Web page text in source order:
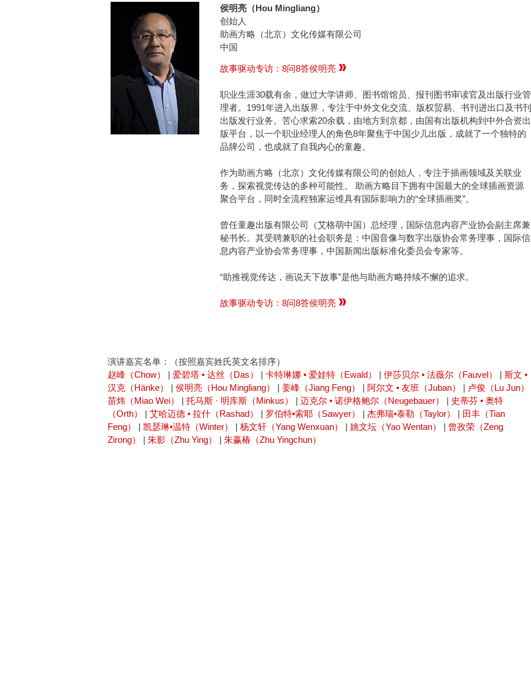
侯明亮（Hou Mingliang）
创始人
助画方略（北京）文化传媒有限公司
中国
故事驱动专访：8问8答侯明亮
职业生涯30载有余，做过大学讲师、图书馆馆员、报刊图书审读官及出版行业管
理者。1991年进入出版界，专注于中外文化交流、版权贸易、书刊进出口及书刊
出版发行业务。苦心求索20余载，由地方到京都，由国有出版机构到中外合资出
版平台，以一个职业经理人的角色8年聚焦于中国少儿出版，成就了一个独特的
品牌公司，也成就了自我内心的童趣。
作为助画方略（北京）文化传媒有限公司的创始人，专注于插画领域及关联业
务，探索视觉传达的多种可能性。 助画方略目下拥有中国最大的全球插画资源
聚合平台，同时全流程独家运维具有国际影响力的“全球插画奖”。
曾任童趣出版有限公司（艾格萌中国）总经理，国际信息内容产业协会副主席兼
秘书长。其受聘兼职的社会职务是：中国音像与数字出版协会常务理事，国际信
息内容产业协会常务理事，中国新闻出版标准化委员会专家等。
“助推视觉传达，画说天下故事”是他与助画方略持续不懈的追求。
故事驱动专访：8问8答侯明亮
演讲嘉宾名单：（按照嘉宾姓氏英文名排序）
赵峰（Chow）
| 爱碧塔 • 达丝（Das） | 卡特琳娜 • 爱娃特（Ewald） | 伊莎贝尔 • 法薇尔（Fauvel） | 斯文 •
汉克（Hänke）
| 侯明亮（Hou Mingliang） | 姜峰（Jiang Feng） | 阿尔文 • 友班（Juban） | 卢俊（Lu Jun）
苗炜（Miao Wei）
| 托马斯 · 明库斯（Minkus） | 迈克尔 • 诺伊格鲍尔（Neugebauer） | 史蒂芬 • 奥特
（Orth）
| 艾哈迈德 • 拉什（Rashad） | 罗伯特•索耶（Sawyer） | 杰弗瑞•泰勒（Taylor） | 田丰（Tian
Feng）
| 凯瑟琳•温特（Winter） | 杨文轩（Yang Wenxuan） | 姚文坛（Yao Wentan） | 曾孜荣（Zeng
Zirong）
| 朱影（Zhu Ying） | 朱赢椿（Zhu Yingchun）